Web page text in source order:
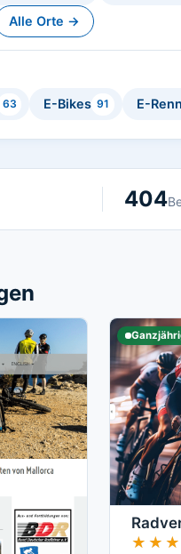
Alle Orte →
63 E-Bikes 91 E-
404